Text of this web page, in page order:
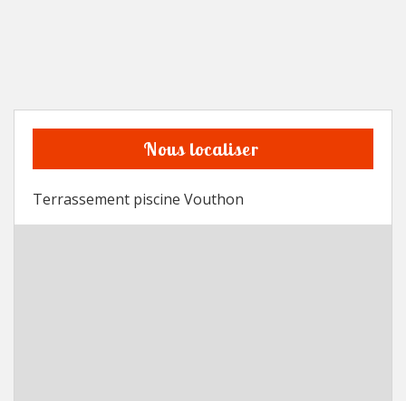
Nous localiser
Terrassement piscine Vouthon